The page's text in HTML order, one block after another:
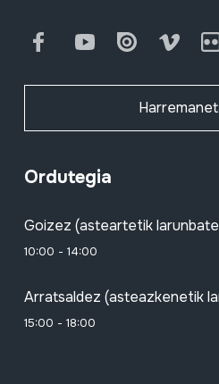
FacebookYoutube Issuu Vimeo
Ordutegia
Goizez (asteartetik
10:00 - 14:00
Arratsaldez (asteazkenetik
15:00 - 18:00